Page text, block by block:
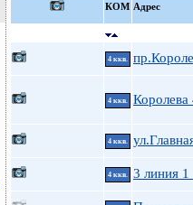
КOМ Адрес
4 ккв.
4 ккв. Королева
4 ккв.
4 ккв. 3 линия